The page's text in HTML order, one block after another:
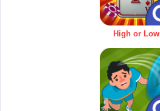
High or Low